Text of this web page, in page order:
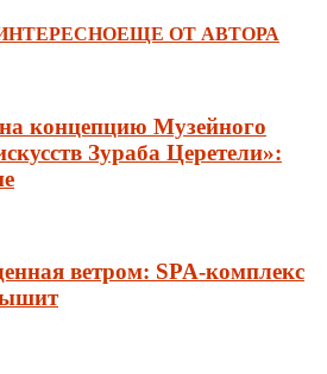
ЕЩЕ ОТ АВТОРА
концепцию Музейного
Зураба Церетели»:
ветром: SPA-комплекс